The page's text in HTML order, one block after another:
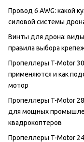
Провод 6 AWG: какой
силовой системы
Винты для дрона:
правила выбора
Пропеллеры T-Motor
применяются и как
мотор
Пропеллеры T-Motor
для мощных
квадрокоптеров
Пропеллеры T-Motor